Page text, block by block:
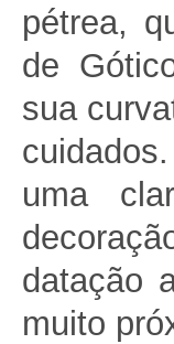
pétrea,
de
sua
uma
datação
muito